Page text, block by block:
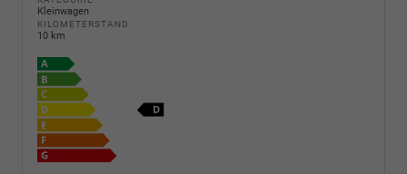
Kleinwagen
KILOMETERSTAND
10 km